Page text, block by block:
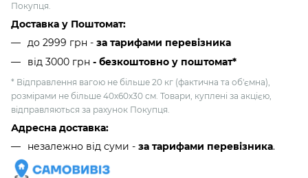
Покупця.
Доставка у Поштомат:
до 2999 грн - за тарифами перевізника
від 3000 грн - безкоштовно у поштомат*
* Відправлення вагою не більше 20 кг (фактична та об'ємна),
розмірами не більше 40х60х30 см. Товари, куплені за акцією,
відправляються за рахунок Покупця.
Адресна доставка:
незалежно від суми - за тарифами перевізника.